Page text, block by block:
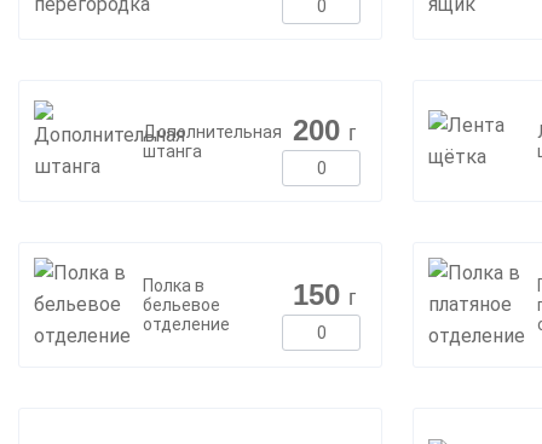
Дополнительная
штанга
200 г
Полка в
бельевое
отделение
150 г